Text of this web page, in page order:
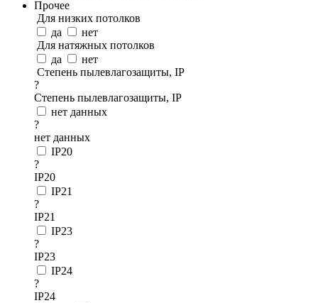
Прочее
Для низких потолков
да
нет
Для натяжных потолков
да
нет
Степень пылевлагозащиты, IP
?
Степень пылевлагозащиты, IP
нет данных
?
нет данных
IP20
?
IP20
IP21
?
IP21
IP23
?
IP23
IP24
?
IP24